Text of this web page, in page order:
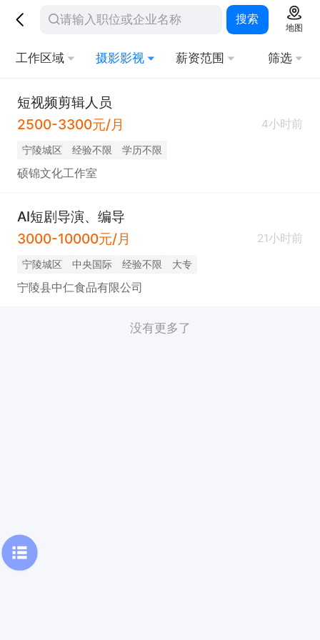
搜索
地图
工作区域 摄影影视 薪资范围 筛选
短视频剪辑人员
2500-3300元/月
4小时前
宁陵城区 经验不限 学历不限
硕锦文化工作室
AI短剧导演、编导
3000-10000元/月
21小时前
宁陵城区 中央国际 经验不限 大专
宁陵县中仁食品有限公司
没有更多了